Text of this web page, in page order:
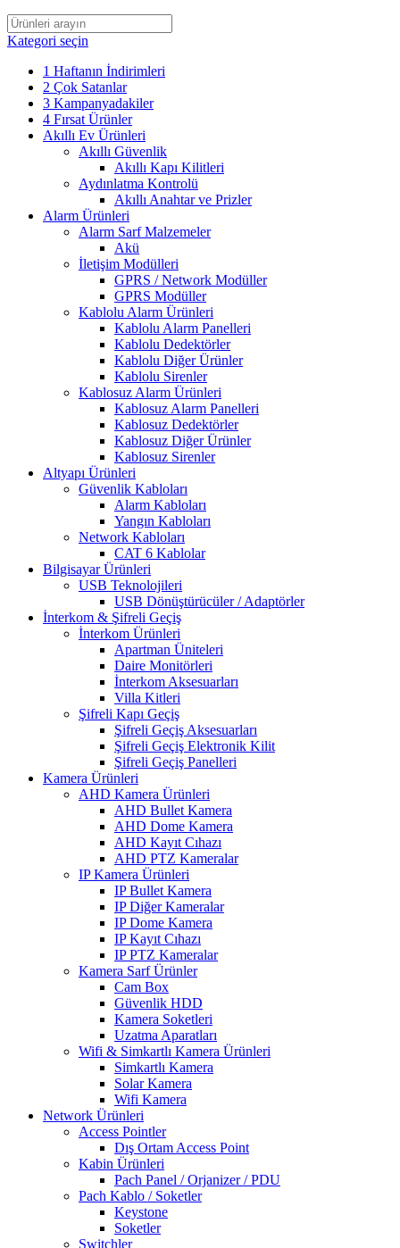
Kategori seçin
1 Haftanın İndirimleri
2 Çok Satanlar
3 Kampanyadakiler
4 Fırsat Ürünler
Akıllı Ev Ürünleri
Akıllı Güvenlik
Akıllı Kapı Kilitleri
Aydınlatma Kontrolü
Akıllı Anahtar ve Prizler
Alarm Ürünleri
Alarm Sarf Malzemeler
Akü
İletişim Modülleri
GPRS / Network Modüller
GPRS Modüller
Kablolu Alarm Ürünleri
Kablolu Alarm Panelleri
Kablolu Dedektörler
Kablolu Diğer Ürünler
Kablolu Sirenler
Kablosuz Alarm Ürünleri
Kablosuz Alarm Panelleri
Kablosuz Dedektörler
Kablosuz Diğer Ürünler
Kablosuz Sirenler
Altyapı Ürünleri
Güvenlik Kabloları
Alarm Kabloları
Yangın Kabloları
Network Kabloları
CAT 6 Kablolar
Bilgisayar Ürünleri
USB Teknolojileri
USB Dönüştürücüler / Adaptörler
İnterkom & Şifreli Geçiş
İnterkom Ürünleri
Apartman Üniteleri
Daire Monitörleri
İnterkom Aksesuarları
Villa Kitleri
Şifreli Kapı Geçiş
Şifreli Geçiş Aksesuarları
Şifreli Geçiş Elektronik Kilit
Şifreli Geçiş Panelleri
Kamera Ürünleri
AHD Kamera Ürünleri
AHD Bullet Kamera
AHD Dome Kamera
AHD Kayıt Cıhazı
AHD PTZ Kameralar
IP Kamera Ürünleri
IP Bullet Kamera
IP Diğer Kameralar
IP Dome Kamera
IP Kayıt Cıhazı
IP PTZ Kameralar
Kamera Sarf Ürünler
Cam Box
Güvenlik HDD
Kamera Soketleri
Uzatma Aparatları
Wifi & Simkartlı Kamera Ürünleri
Simkartlı Kamera
Solar Kamera
Wifi Kamera
Network Ürünleri
Access Pointler
Dış Ortam Access Point
Kabin Ürünleri
Pach Panel / Orjanizer / PDU
Pach Kablo / Soketler
Keystone
Soketler
Switchler